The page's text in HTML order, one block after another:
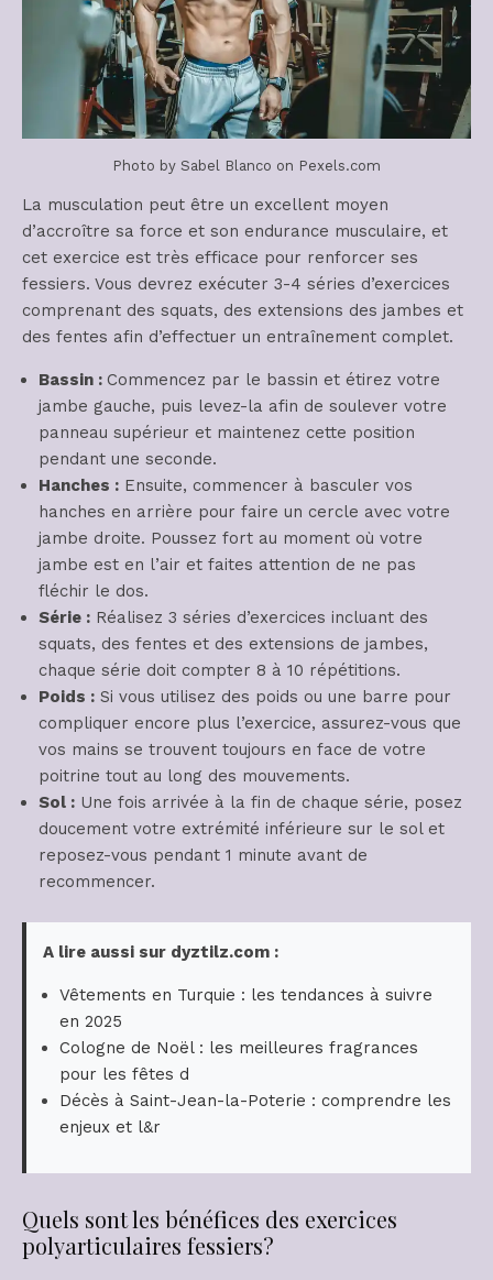
Photo by Sabel Blanco on Pexels.com
La musculation peut être un excellent moyen
d’accroître sa force et son endurance musculaire, et
cet exercice est très efficace pour renforcer ses
fessiers. Vous devrez exécuter 3-4 séries d’exercices
comprenant des squats, des extensions des jambes et
des fentes afin d’effectuer un entraînement complet.
Bassin : Commencez par le bassin et étirez votre
jambe gauche, puis levez-la afin de soulever votre
panneau supérieur et maintenez cette position
pendant une seconde.
Hanches : Ensuite, commencer à basculer vos
hanches en arrière pour faire un cercle avec votre
jambe droite. Poussez fort au moment où votre
jambe est en l’air et faites attention de ne pas
fléchir le dos.
Série : Réalisez 3 séries d’exercices incluant des
squats, des fentes et des extensions de jambes,
chaque série doit compter 8 à 10 répétitions.
Poids : Si vous utilisez des poids ou une barre pour
compliquer encore plus l’exercice, assurez-vous que
vos mains se trouvent toujours en face de votre
poitrine tout au long des mouvements.
Sol : Une fois arrivée à la fin de chaque série, posez
doucement votre extrémité inférieure sur le sol et
reposez-vous pendant 1 minute avant de
recommencer.
A lire aussi sur dyztilz.com :
Vêtements en Turquie : les tendances à suivre
en 2025
Cologne de Noël : les meilleures fragrances
pour les fêtes d
Décès à Saint-Jean-la-Poterie : comprendre les
enjeux et l&r
Quels sont les bénéfices des exercices
polyarticulaires fessiers?